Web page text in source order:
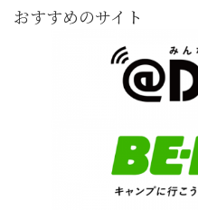
おすすめのサイト